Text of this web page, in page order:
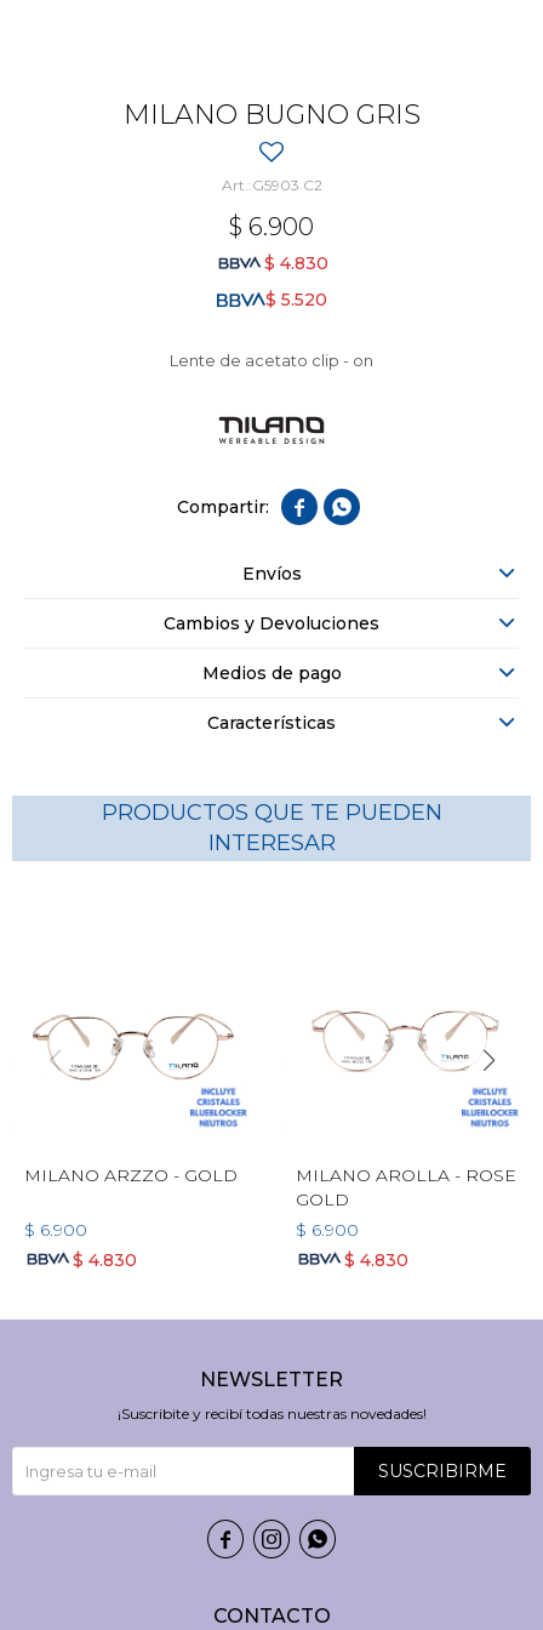
MILANO BUGNO GRIS
G5903 C2
$ 6.900
$ 4.830
$ 5.520
Lente de acetato clip - on
 
Envíos
Cambios y Devoluciones
Medios de pago
Características
PRODUCTOS QUE TE PUEDEN
INTERESAR
MILANO ARZZO - GOLD
$ 6.900
$ 4.830
MILANO AROLLA - ROSE
GOLD
$ 6.900
$ 4.830
CONTACTO
NEWSLETTER
¡Suscribite y recibí todas nuestras novedades!
SUSCRIBIRME
  